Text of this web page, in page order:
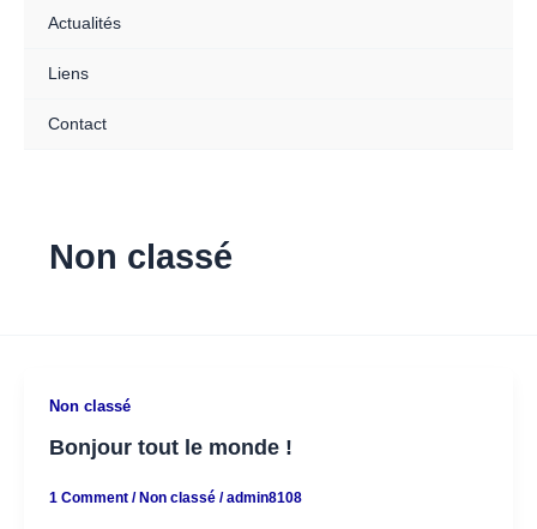
Actualités
Liens
Contact
Non classé
Non classé
Bonjour tout le monde !
1 Comment / Non classé/admin8108